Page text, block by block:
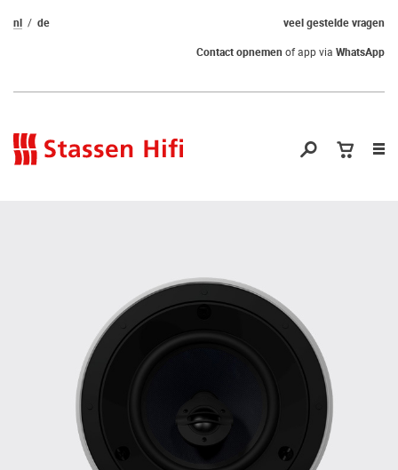
veel gestelde vragen
nl
de
Contact opnemenof app via WhatsApp